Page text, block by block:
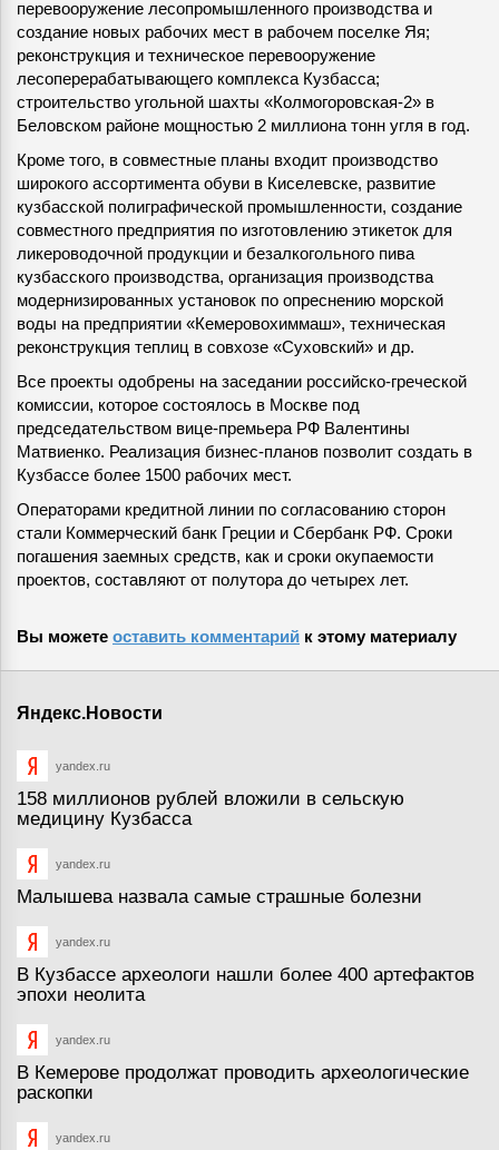
перевооружение лесопромышленного производства и
создание новых рабочих мест в рабочем поселке Яя;
реконструкция и техническое перевооружение
лесоперерабатывающего комплекса Кузбасса;
строительство угольной шахты «Колмогоровская-2» в
Беловском районе мощностью 2 миллиона тонн угля в год.
Кроме того, в совместные планы входит производство
широкого ассортимента обуви в Киселевске, развитие
кузбасской полиграфической промышленности, создание
совместного предприятия по изготовлению этикеток для
ликероводочной продукции и безалкогольного пива
кузбасского производства, организация производства
модернизированных установок по опреснению морской
воды на предприятии «Кемеровохиммаш», техническая
реконструкция теплиц в совхозе «Суховский» и др.
Все проекты одобрены на заседании российско-греческой
комиссии, которое состоялось в Москве под
председательством вице-премьера РФ Валентины
Матвиенко. Реализация бизнес-планов позволит создать в
Кузбассе более 1500 рабочих мест.
Операторами кредитной линии по согласованию сторон
стали Коммерческий банк Греции и Сбербанк РФ. Сроки
погашения заемных средств, как и сроки окупаемости
проектов, составляют от полутора до четырех лет.
Вы можете оставить комментарий к этому материалу
Яндекс.Новости
yandex.ru
158 миллионов рублей вложили в сельскую
медицину Кузбасса
yandex.ru
Малышева назвала самые страшные болезни
yandex.ru
В Кузбассе археологи нашли более 400 артефактов
эпохи неолита
yandex.ru
В Кемерове продолжат проводить археологические
раскопки
yandex.ru